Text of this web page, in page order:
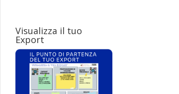
Visualizza il tuo
Export